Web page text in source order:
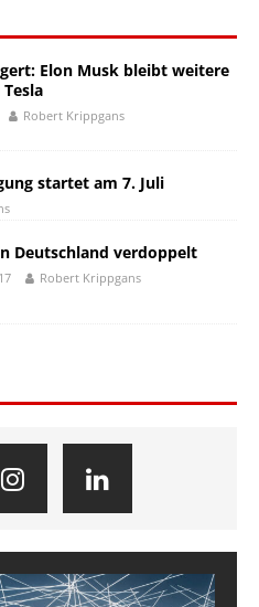
Elon Musk bleibt weitere
Robert Krippgans
startet am 7. Juli
Deutschland verdoppelt
Robert Krippgans